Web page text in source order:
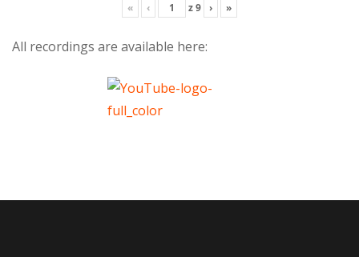
« ‹ z9 › »
All recordings are available here: